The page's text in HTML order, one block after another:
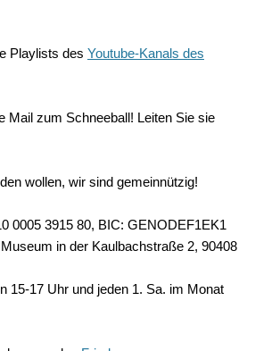
Playlists des Youtube-Kanals des
Mail zum Schneeball! Leiten Sie sie
wollen, wir sind gemeinnützig!
0005 3915 80, BIC: GENODEF1EK1
in der Kaulbachstraße 2, 90408
15-17 Uhr und jeden 1. Sa. im Monat